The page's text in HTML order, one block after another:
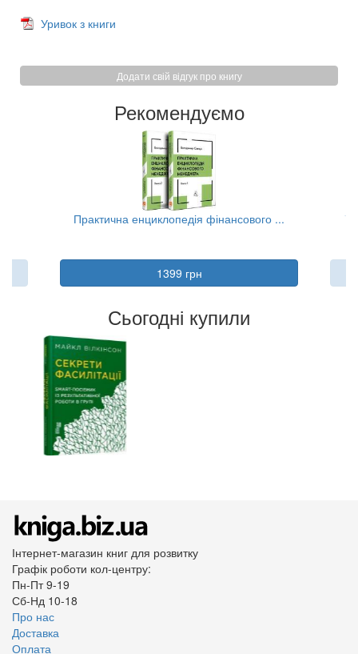
Уривок з книги
Додати свій відгук про книгу
Рекомендуємо
Практична енциклопедія фінансового ...
1399 грн
Сьогодні купили
Інтернет-магазин книг для розвитку
Графік роботи кол-центру:
Пн-Пт 9-19
Сб-Нд 10-18
Про нас
Доставка
Оплата